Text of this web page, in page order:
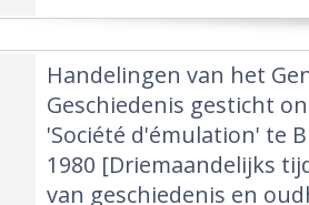
‎Handelingen van het
Geschiedenis gesticht
'Société d'émulation' te
1980 [Driemaandelijks
van geschiedenis en